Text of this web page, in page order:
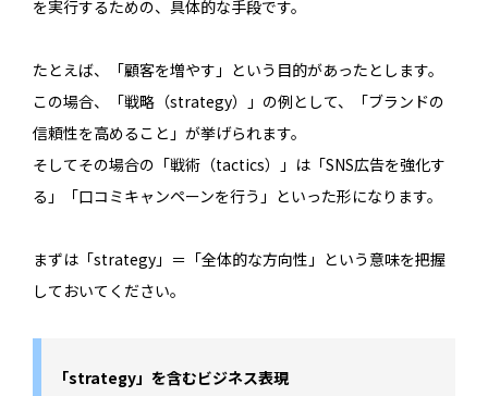
を実行するための、具体的な手段です。
たとえば、「顧客を増やす」という目的があったとします。
この場合、「戦略（strategy）」の例として、「ブランドの
信頼性を高めること」が挙げられます。
そしてその場合の「戦術（tactics）」は「SNS広告を強化す
る」「口コミキャンペーンを行う」といった形になります。
まずは「strategy」＝「全体的な方向性」という意味を把握
しておいてください。
「strategy」を含むビジネス表現